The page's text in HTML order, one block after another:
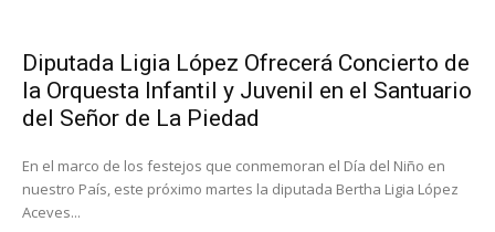
Diputada Ligia López Ofrecerá Concierto de
la Orquesta Infantil y Juvenil en el Santuario
del Señor de La Piedad
En el marco de los festejos que conmemoran el Día del Niño en
nuestro País, este próximo martes la diputada Bertha Ligia López
Aceves...